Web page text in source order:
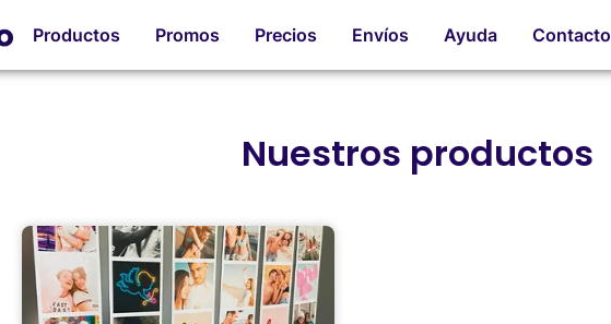
Productos Promos Precios Envíos Ayuda Contacto
Nuestros productos